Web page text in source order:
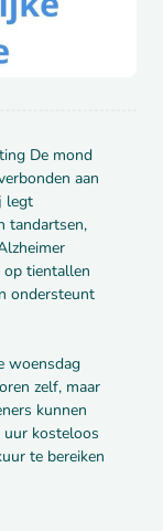
De mond
aan
legt
tandartsen,
op tientallen
ondersteunt
woensdag
zelf, maar
kunnen
kosteloos
te bereiken